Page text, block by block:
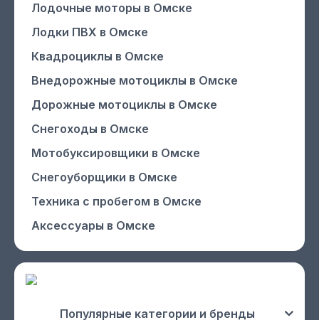
Лодочные моторы в Омске
Лодки ПВХ в Омске
Квадроциклы в Омске
Внедорожные мотоциклы в Омске
Дорожные мотоциклы в Омске
Снегоходы в Омске
Мотобуксировщики в Омске
Снегоуборщики в Омске
Техника с пробегом в Омске
Аксессуары в Омске
Популярные категории и бренды